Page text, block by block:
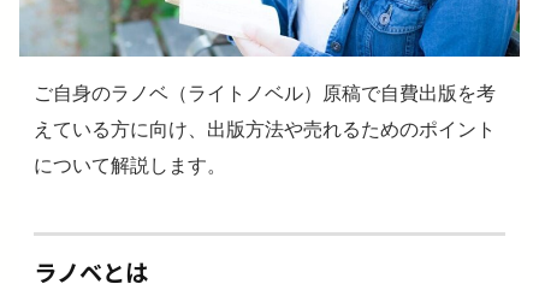
ご自身のラノベ（ライトノベル）原稿で自費出版を考
えている方に向け、出版方法や売れるためのポイント
について解説します。
ラノベとは